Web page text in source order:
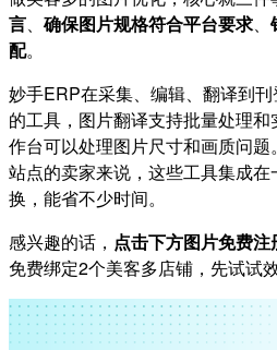
言、 确保图片规格符合平台要求、
配。
妙手ERP在采集、编辑、翻译到
的工具，图片翻译支持批量处理
作台可以处理图片尺寸和画质问
站点的卖家来说，这些工具集成
换，能省不少时间。
感兴趣的话， 点击下方图片免费
免费绑定2个美客多店铺，先试试